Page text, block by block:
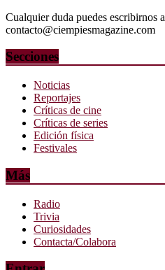
Cualquier duda puedes escribirnos a
contacto@ciempiesmagazine.com
Secciones
Noticias
Reportajes
Críticas de cine
Críticas de series
Edición física
Festivales
Más
Radio
Trivia
Curiosidades
Contacta/Colabora